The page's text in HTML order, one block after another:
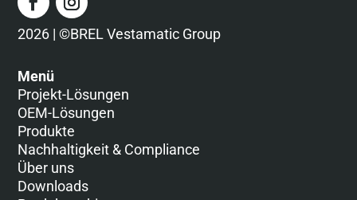
2026 | ©BREL Vestamatic Group
Menü
Projekt-Lösungen
OEM-Lösungen
Produkte
Nachhaltigkeit & Compliance
Über uns
Downloads